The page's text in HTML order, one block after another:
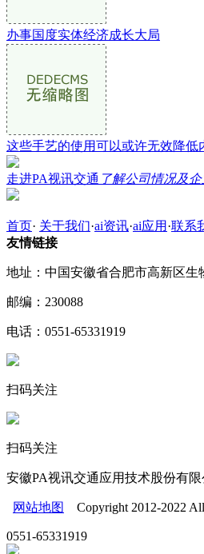
办事国度实体经济成长大局
这些手艺的使用可以或许无效降低
走进PA视讯交通 了解公司情况及
首页· 关于我们·ai资讯·ai应用 ·联系
友情链接
地址：中国安徽省合肥市高新区生
邮编：230088
电话：0551-65331919
扫码关注
扫码关注
安徽PA视讯交通应用技术股份有
网站地图 Copyright 2012-2022 All
0551-65331919